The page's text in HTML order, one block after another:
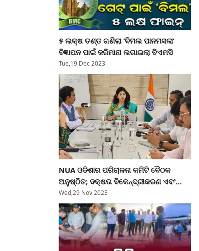
୫ ଲକ୍ଷ ତଣ୍ଡ ଗଣିଲା ‘ବିମଲ ପାନମସଲା’
ବିଜ୍ଞାପନ ପାଇଁ ଜରିମାନା ଲଗାଇଲା ବିଏମସି
Tue,19 Dec 2023
NUA ଓଡିଶାର ପରିଚାଳନା କମିଟି ବୈଠକ
ଅନୁଷ୍ଠିତ; ଦକ୍ଷତା ବିକେନ୍ଦ୍ରୀକରଣ ଏବଂ
ସ୍ୱତନ୍ତ୍ର ପ୍ରୋଜେକଫ NUA ଓଡିଶା ଅଭିନବ
ଯୋଜନାରେ ଅନ୍ତର୍ଭୁକ୍ତ
Wed,29 Nov 2023